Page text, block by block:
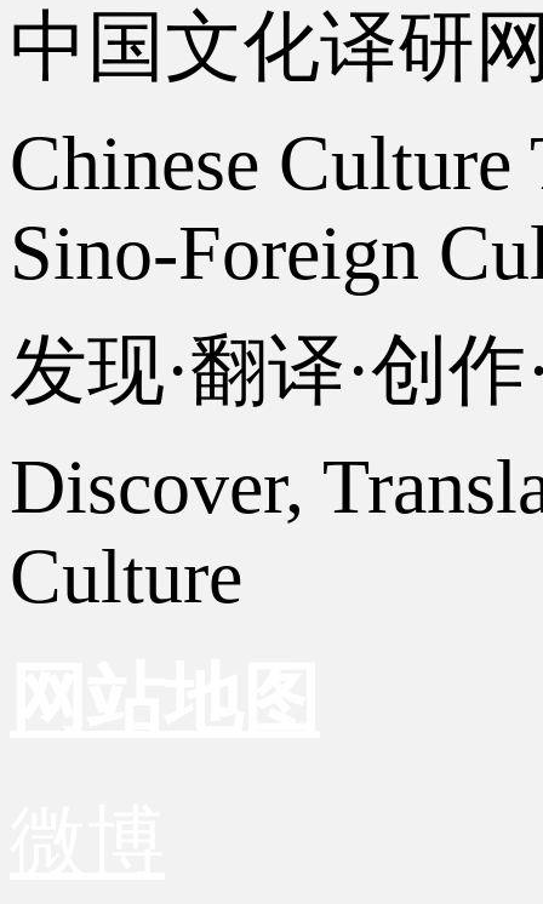
中国文化译研
Chinese
Sino-Foreign
发现·翻译·创
Discover,
Culture